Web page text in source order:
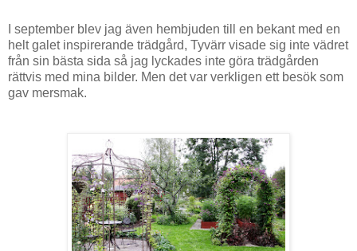
I september blev jag även hembjuden till en bekant med en
helt galet inspirerande trädgård, Tyvärr visade sig inte vädret
från sin bästa sida så jag lyckades inte göra trädgården
rättvis med mina bilder. Men det var verkligen ett besök som
gav mersmak.